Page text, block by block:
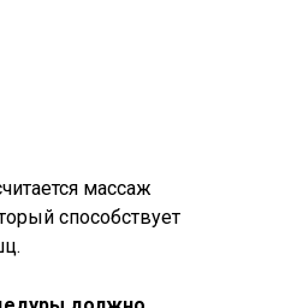
массаж
способствует